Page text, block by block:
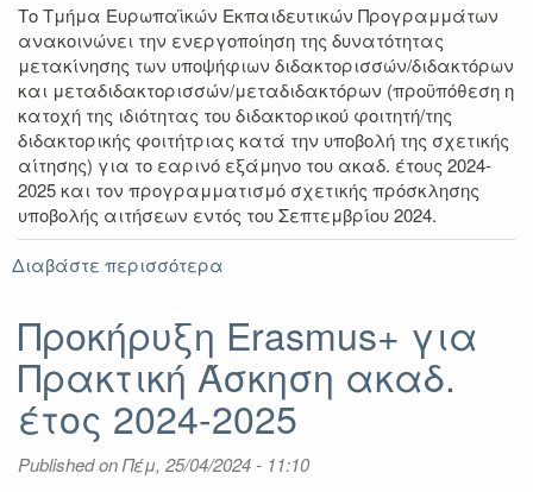
Το Τμήμα Ευρωπαϊκών Εκπαιδευτικών Προγραμμάτων
ανακοινώνει την ενεργοποίηση της δυνατότητας
μετακίνησης των υποψήφιων διδακτορισσών/διδακτόρων
και μεταδιδακτορισσών/μεταδιδακτόρων (προϋπόθεση η
κατοχή της ιδιότητας του διδακτορικού φοιτητή/της
διδακτορικής φοιτήτριας κατά την υποβολή της σχετικής
αίτησης) για το εαρινό εξάμηνο του ακαδ. έτους 2024-
2025 και τον προγραμματισμό σχετικής πρόσκλησης
υποβολής αιτήσεων εντός του Σεπτεμβρίου 2024.
Διαβάστε περισσότερα
αιτήσεων
βραχυχρόνια
κινητικότητα
υποψήφιων
διδακτορισσών/
Προκήρυξη Erasmus+ για
Πρακτική Άσκηση ακαδ.
έτος 2024-2025
Published onΠέμ, 25/04/2024 - 11:10